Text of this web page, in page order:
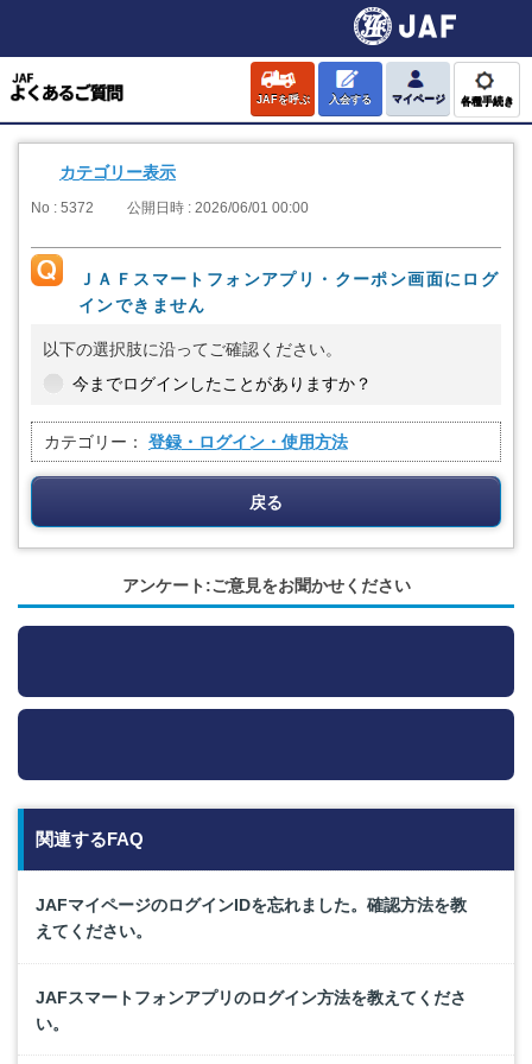
JAFを呼ぶ 入会する マイページ 各種手続き
カテゴリー表示
No : 5372 公開日時 : 2026/06/01 00:00
ＪＡＦスマートフォンアプリ・クーポン画面にログ
インできません
以下の選択肢に沿ってご確認ください。
今までログインしたことがありますか？
カテゴリー： 登録・ログイン・使用方法
戻る
アンケート:ご意見をお聞かせください
関連するFAQ
JAFマイページのログインIDを忘れました。確認方法を教
えてください。
JAFスマートフォンアプリのログイン方法を教えてくださ
い。